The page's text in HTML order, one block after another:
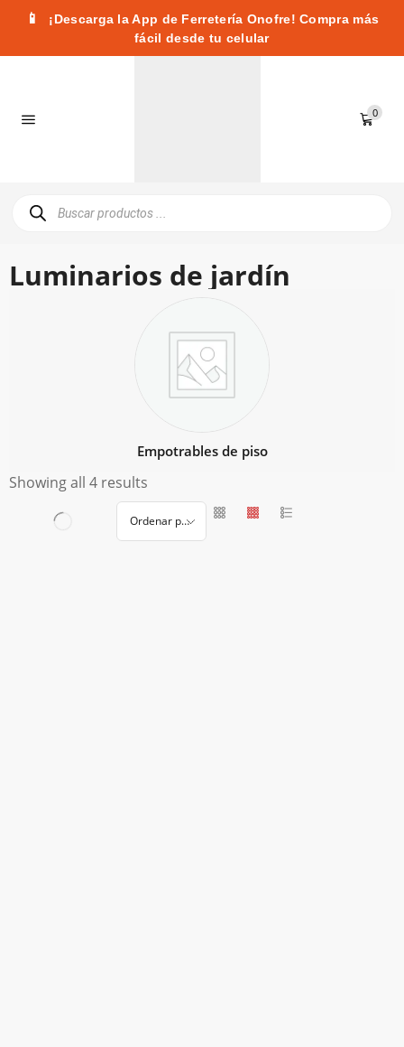
📱
¡Descarga la App de Ferretería Onofre! Compra más
fácil desde tu celular
0
Luminarios de jardín
Empotrables de piso
Showing all 4 results